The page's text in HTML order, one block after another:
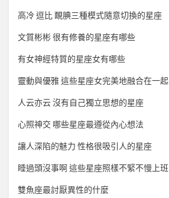
高冷 逗比 靦腆三種模式隨意切換的星座
文質彬彬 很有修養的星座有哪些
有女神經特質的星座女有哪些
靈動與優雅 這些星座女完美地融合在一起
人云亦云 沒有自己獨立思想的星座
心照神交 哪些星座最遵從內心想法
讓人深陷的魅力 性格很吸引人的星座
睡過頭沒事啊 這些星座照樣不緊不慢上班
雙魚座最討厭異性的什麼